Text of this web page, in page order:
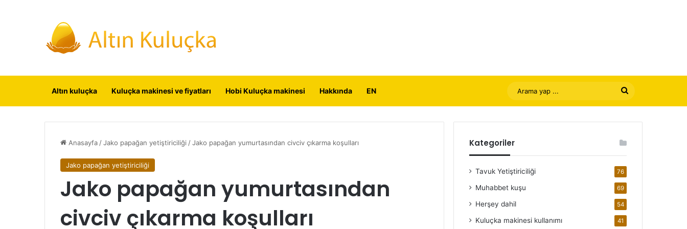
Altın kuluçka Kuluçka makinesi ve fiyatları Hobi Kuluçka makinesi Hakkında EN
Arama
yap
Anasayfa /Jako papağan yetiştiriciliği /Jako papağan yumurtasından civciv çıkarma koşulları
Jako papağan yetiştiriciliği
Jako papağan yumurtasından
civciv çıkarma koşulları
Kategoriler
Tavuk Yetiştiriciliği 76
Muhabbet kuşu 69
Herşey dahil 54
Kuluçka makinesi kullanımı 41